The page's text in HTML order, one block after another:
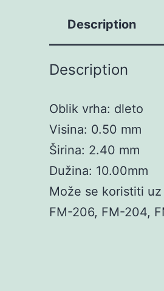
Description
Description
Oblik vrha: dleto
Visina: 0.50 mm
Širina: 2.40 mm
Dužina: 10.00mm
Može se koristiti
FM-206, FM-204,